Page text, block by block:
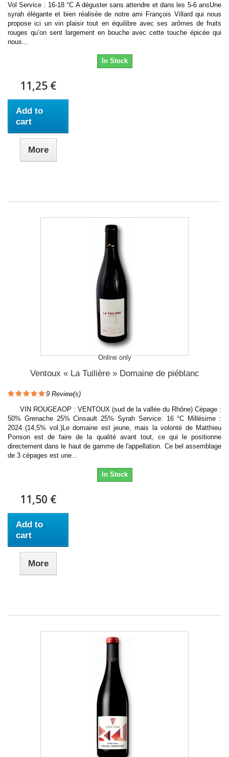
Vol Service : 16-18 °C A déguster sans attendre et dans les 5-6 ansUne
syrah élégante et bien réalisée de notre ami François Villard qui nous
propose ici un vin plaisir tout en équilibre avec ses arômes de fruits
rouges qu’on sent largement en bouche avec cette touche épicée qui
nous...
In Stock
11,25 €
Add to
cart
More
Online only
Ventoux « La Tuilière » Domaine de piéblanc
9 Review(s)
VIN ROUGEAOP : VENTOUX (sud de la vallée du Rhône) Cépage :
50% Grenache 25% Cinsault 25% Syrah Service: 16 °C Millésime :
2024 (14,5% vol.)Le domaine est jeune, mais la volonté de Matthieu
Ponson est de faire de la qualité avant tout, ce qui le positionne
directement dans le haut de gamme de l'appellation. Ce bel assemblage
de 3 cépages est une...
In Stock
11,50 €
Add to
cart
More